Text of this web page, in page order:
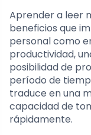
Aprender a leer
beneficios que
personal como
productividad,
posibilidad de
período de
traduce en una
capacidad de
rápidamente.